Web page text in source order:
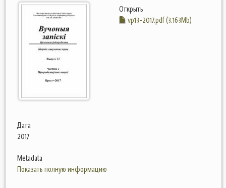
Открыть
vp13-2017.pdf (3.163Mb)
Дата
2017
Metadata
Показать полную информацию